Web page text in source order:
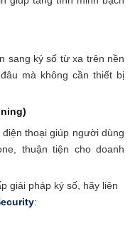
sang ký số từ xa trên nền
mà không cần thiết bị
thoại giúp người dùng
thuận tiện cho doanh
giải pháp ký số, hãy liên
: